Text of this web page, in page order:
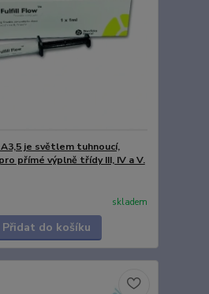
je světlem tuhnoucí,
přímé výplně třídy III, IV a V.
skladem
Přidat do košíku